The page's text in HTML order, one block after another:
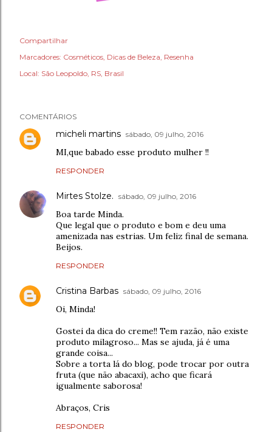
Compartilhar
Marcadores: Cosméticos Dicas de Beleza Resenha
Local: São Leopoldo, RS, Brasil
COMENTÁRIOS
micheli martins sábado, 09 julho, 2016
MI,que babado esse produto mulher !!
RESPONDER
Mirtes Stolze. sábado, 09 julho, 2016
Boa tarde Minda.
Que legal que o produto e bom e deu uma
amenizada nas estrias. Um feliz final de semana.
Beijos.
RESPONDER
Cristina Barbas sábado, 09 julho, 2016
Oi, Minda!
Gostei da dica do creme!! Tem razão, não existe
produto milagroso... Mas se ajuda, já é uma
grande coisa...
Sobre a torta lá do blog, pode trocar por outra
fruta (que não abacaxi), acho que ficará
igualmente saborosa!
Abraços, Cris
RESPONDER